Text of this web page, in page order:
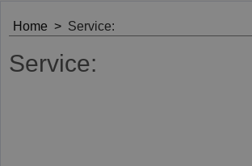
Home > Service:
Service: